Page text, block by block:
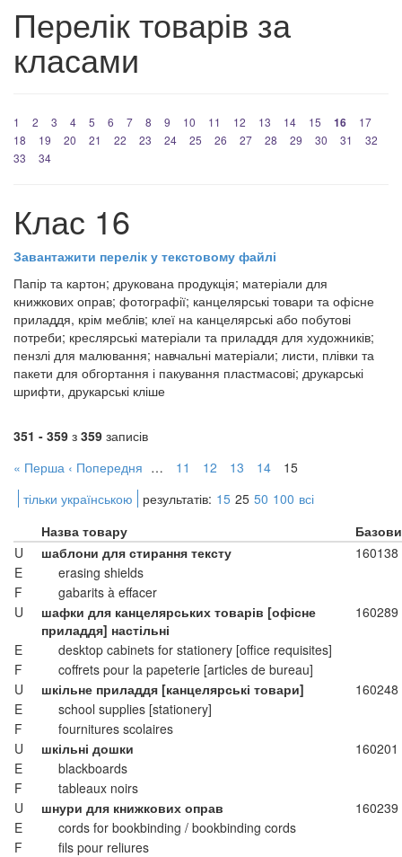
Перелік товарів за
класами
1 2 3 4 5 6 7 8 9 10 11 12 13 14 15 16
17
18
19 20 21 22 23 24 25 26 27 28 29 30 31
32
33
34
Клас 16
Завантажити перелік у текстовому файлі
Папір та картон; друкована продукція; матеріали для
книжкових оправ; фотографії; канцелярські товари та офісне
приладдя, крім меблів; клеї на канцелярські або побутові
потреби; креслярські матеріали та приладдя для художників;
пензлі для малювання; навчальні матеріали; листи, плівки та
пакети для обгортання і пакування пластмасові; друкарські
шрифти, друкарські кліше
351 - 359 з 359 записів
« Перша ‹ Попередня … 11 12 13 14
15
тільки українською
результатів: 15 25 50 100 всі
Назва товару
U
шаблони для стирання тексту
160138
E
erasing shields
F
gabarits à effacer
U
шафки для канцелярських товарів [офісне
приладдя] настільні
160289
E
desktop cabinets for stationery [office requisites]
F
coffrets pour la papeterie [articles de bureau]
U
шкільне приладдя [канцелярські товари]
160248
E
school supplies [stationery]
F
fournitures scolaires
U
шкільні дошки
160201
E
blackboards
F
tableaux noirs
U
шнури для книжкових оправ
160239
E
cords for bookbinding / bookbinding cords
F
fils pour reliures